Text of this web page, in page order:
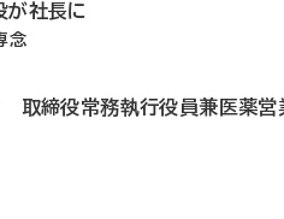
が社長に
念
取締役常務執行役員兼医薬